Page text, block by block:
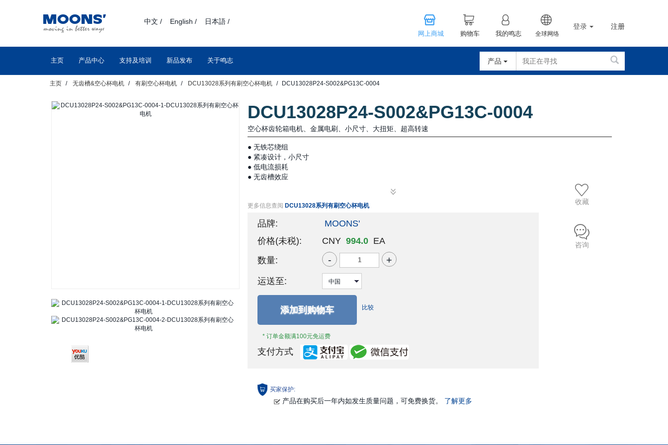
中文 / English / 日本語 /
网上商城 购物车 我的鸣志 全球网络
登录 注册
主页 产品中心 支持及培训 新品发布 关于鸣志 产品
主页 无齿槽&空心杯电机 有刷空心杯电机 DCU13028系列有刷空心杯电机 DCU13028P24-S002&PG13C-0004
DCU13028P24-S002&PG13C-0004
空心杯齿轮箱电机、金属电刷、小尺寸、大扭矩、超高转速
● 无铁芯绕组
● 紧凑设计，小尺寸
● 低电流损耗
● 无齿槽效应
更多信息查阅 DCU13028系列有刷空心杯电机
品牌:
MOONS'
价格(未税):
CNY994.0 EA
数量:
- +
运送至:
添加到购物车
* 订单金额满100元免运费
比较
支付方式
收藏
咨询
买家保护:
产品在购买后一年内如发生质量问题，可免费换货。 了解更多